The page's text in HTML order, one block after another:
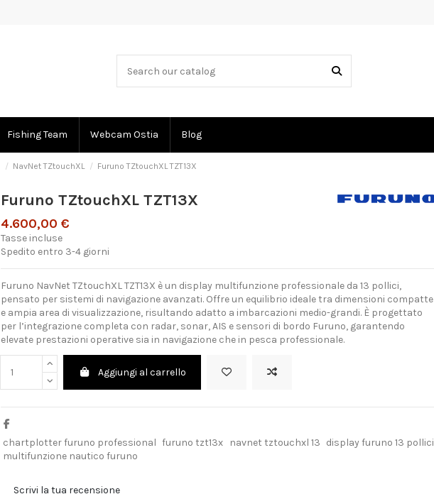
Fishing Team Webcam Ostia Blog
NavNet TZtouchXL Furuno TZtouchXL TZT13X
Furuno TZtouchXL TZT13X
4.600,00 €
Tasse incluse
Spedito entro 3-4 giorni
Furuno NavNet TZtouchXL TZT13X è un display multifunzione professionale da 13 pollici,
pensato per sistemi di navigazione avanzati. Offre un equilibrio ideale tra dimensioni compatte
e ampia area di visualizzazione, risultando adatto a imbarcazioni medio-grandi. È progettato
per l’integrazione completa con radar, sonar, AIS e sensori di bordo Furuno, garantendo
elevate prestazioni operative sia in navigazione che in pesca professionale.
Aggiungi al carrello
chartplotter furuno professional furuno tzt13x navnet tztouchxl 13 display furuno 13 pollici
multifunzione nautico furuno
Scrivi la tua recensione